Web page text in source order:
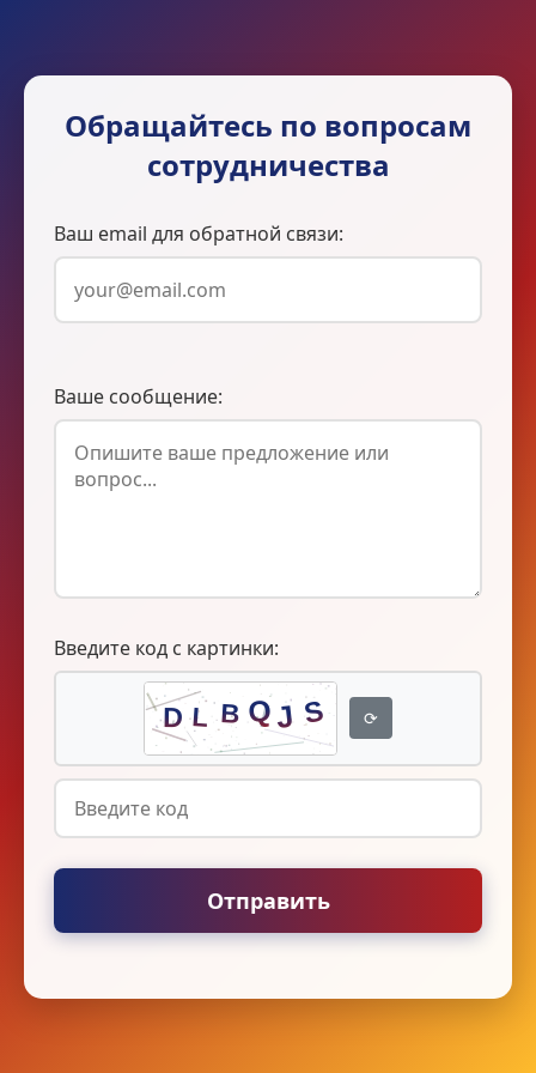
Обращайтесь по вопросам
сотрудничества
Ваш email для обратной связи:
Ваше сообщение:
Введите код с картинки:
⟳
Отправить